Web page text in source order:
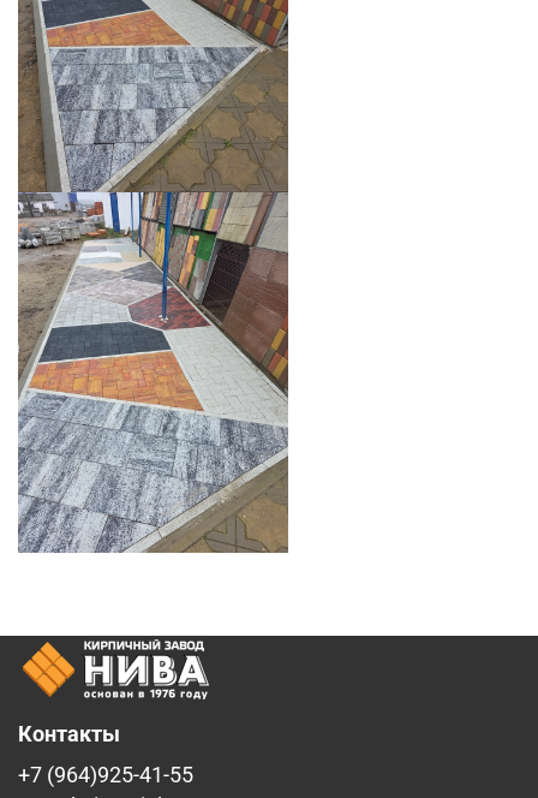
Контакты
+7 (964)925-41-55